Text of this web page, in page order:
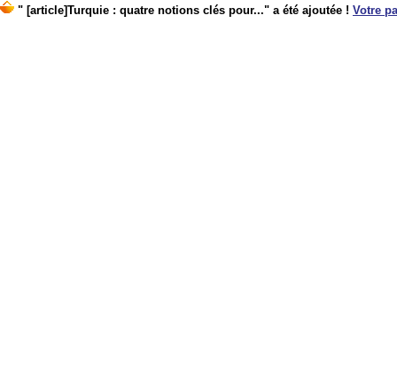
" [article]Turquie : quatre notions clés pour..." a été ajoutée ! Votre